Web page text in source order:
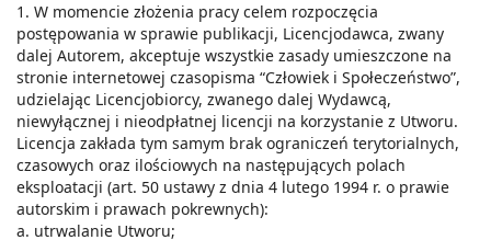
1. W momencie złożenia pracy celem rozpoczęcia
postępowania w sprawie publikacji, Licencjodawca, zwany
dalej Autorem, akceptuje wszystkie zasady umieszczone na
stronie internetowej czasopisma “Człowiek i Społeczeństwo”,
udzielając Licencjobiorcy, zwanego dalej Wydawcą,
niewyłącznej i nieodpłatnej licencji na korzystanie z Utworu.
Licencja zakłada tym samym brak ograniczeń terytorialnych,
czasowych oraz ilościowych na następujących polach
eksploatacji (art. 50 ustawy z dnia 4 lutego 1994 r. o prawie
autorskim i prawach pokrewnych):
a. utrwalanie Utworu;